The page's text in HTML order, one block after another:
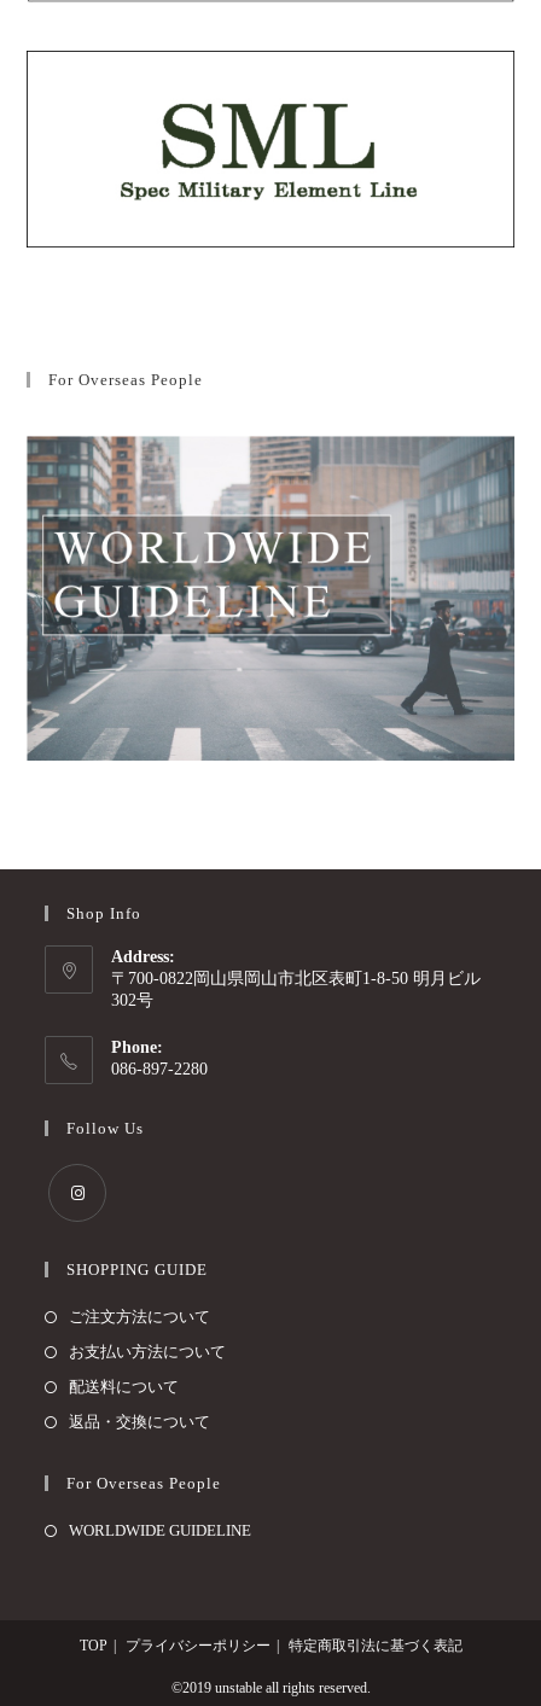
For Overseas People
Shop Info
Address:
〒700-0822岡山県岡山市北区表町1-8-50 明月ビル
302号
Phone:
086-897-2280
Follow Us
SHOPPING GUIDE
ご注文方法について
お支払い方法について
配送料について
返品・交換について
For Overseas People
WORLDWIDE GUIDELINE
TOP プライバシーポリシー 特定商取引法に基づく表記
©2019 unstable all rights reserved.